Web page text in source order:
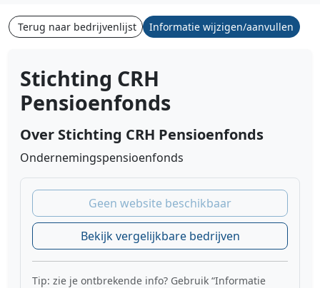
Terug naar bedrijvenlijst Informatie wijzigen/aanvullen
Stichting CRH
Pensioenfonds
Over Stichting CRH Pensioenfonds
Ondernemingspensioenfonds
Geen website beschikbaar
Bekijk vergelijkbare bedrijven
Tip: zie je ontbrekende info? Gebruik “Informatie